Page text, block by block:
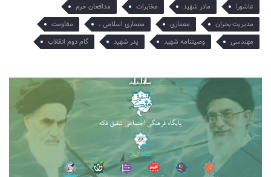
عاشورا
مادر شهید مخابرات
مدافعان حرم
مدیریت بحران
معماری معماری اسلامی ،
مقاومت
مهندسی
وصیتنامه شهید پدر شهید گام دوم انقلاب